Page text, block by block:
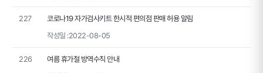
227
코로나19 자가검사키트 한시적 편의점 판매 허용 알림
작성일 :2022-08-05
226
여름 휴가철 방역수칙 안내